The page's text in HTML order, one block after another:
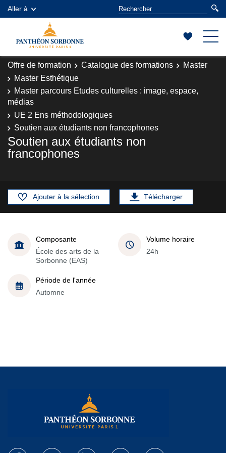
Aller à
Offre de formation Catalogue des formations
Master
Master Esthétique
Master parcours Etudes culturelles : image, espace,
médias
UE 2 Ens méthodologiques
Soutien aux étudiants non francophones
Soutien aux étudiants non
francophones
Ajouter à la sélection Télécharger
Composante
École des arts de la
Sorbonne (EAS)
Volume horaire
24h
Période de l'année
Automne